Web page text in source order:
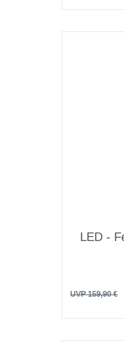
LED -
UVP 159,90 €